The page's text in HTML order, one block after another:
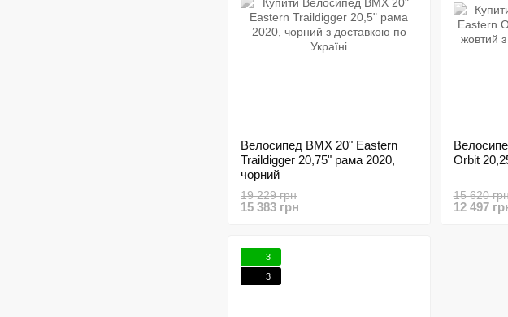
Велосипед BMX 20" Eastern
Traildigger 20,75" рама 2020,
чорний
19 229 грн
15 383 грн
Orbit
15 620
12 497
3
3